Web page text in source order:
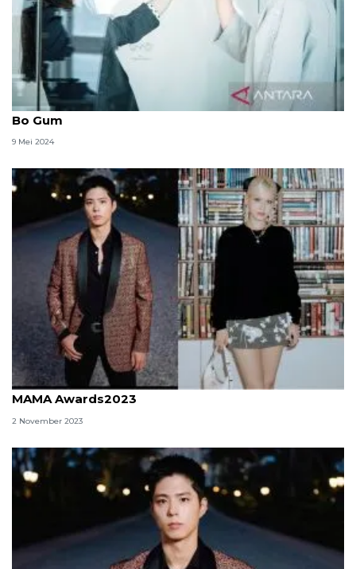
Film "Wonderland" dibintangi oleh Suzy dan Park
Bo Gum
9 Mei 2024
Park Bo-gum dan Jeon Somi bakal jadi pewara
MAMA Awards2023
2 November 2023